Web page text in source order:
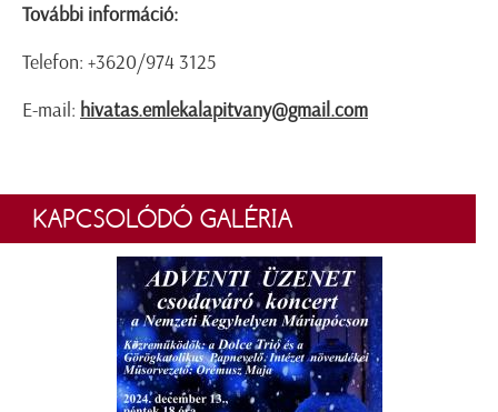
További információ:
Telefon: +3620/974 3125
E-mail: hivatas.emlekalapitvany@gmail.com
KAPCSOLÓDÓ GALÉRIA